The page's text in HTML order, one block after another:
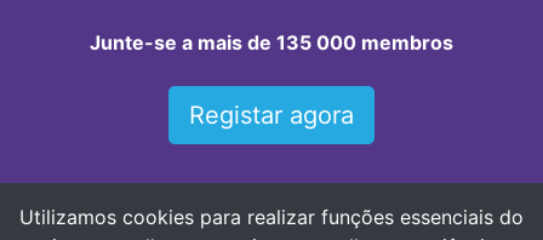
Junte-se a mais de 135 000 membros
Registar agora
Principais localizações para namorar mulheres trans
Utilizamos cookies para realizar funções essenciais do